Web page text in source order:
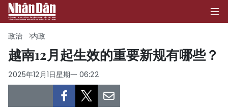
首页
政治
政治 内政
越南12月起生效的重要新规有哪些？
2025年12月1日星期一 06:22